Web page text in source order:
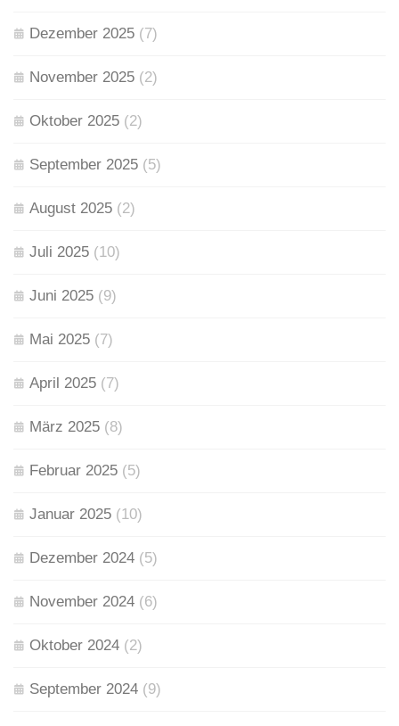
Dezember 2025 (7)
November 2025 (2)
Oktober 2025 (2)
September 2025 (5)
August 2025 (2)
Juli 2025 (10)
Juni 2025 (9)
Mai 2025 (7)
April 2025 (7)
März 2025 (8)
Februar 2025 (5)
Januar 2025 (10)
Dezember 2024 (5)
November 2024 (6)
Oktober 2024 (2)
September 2024 (9)